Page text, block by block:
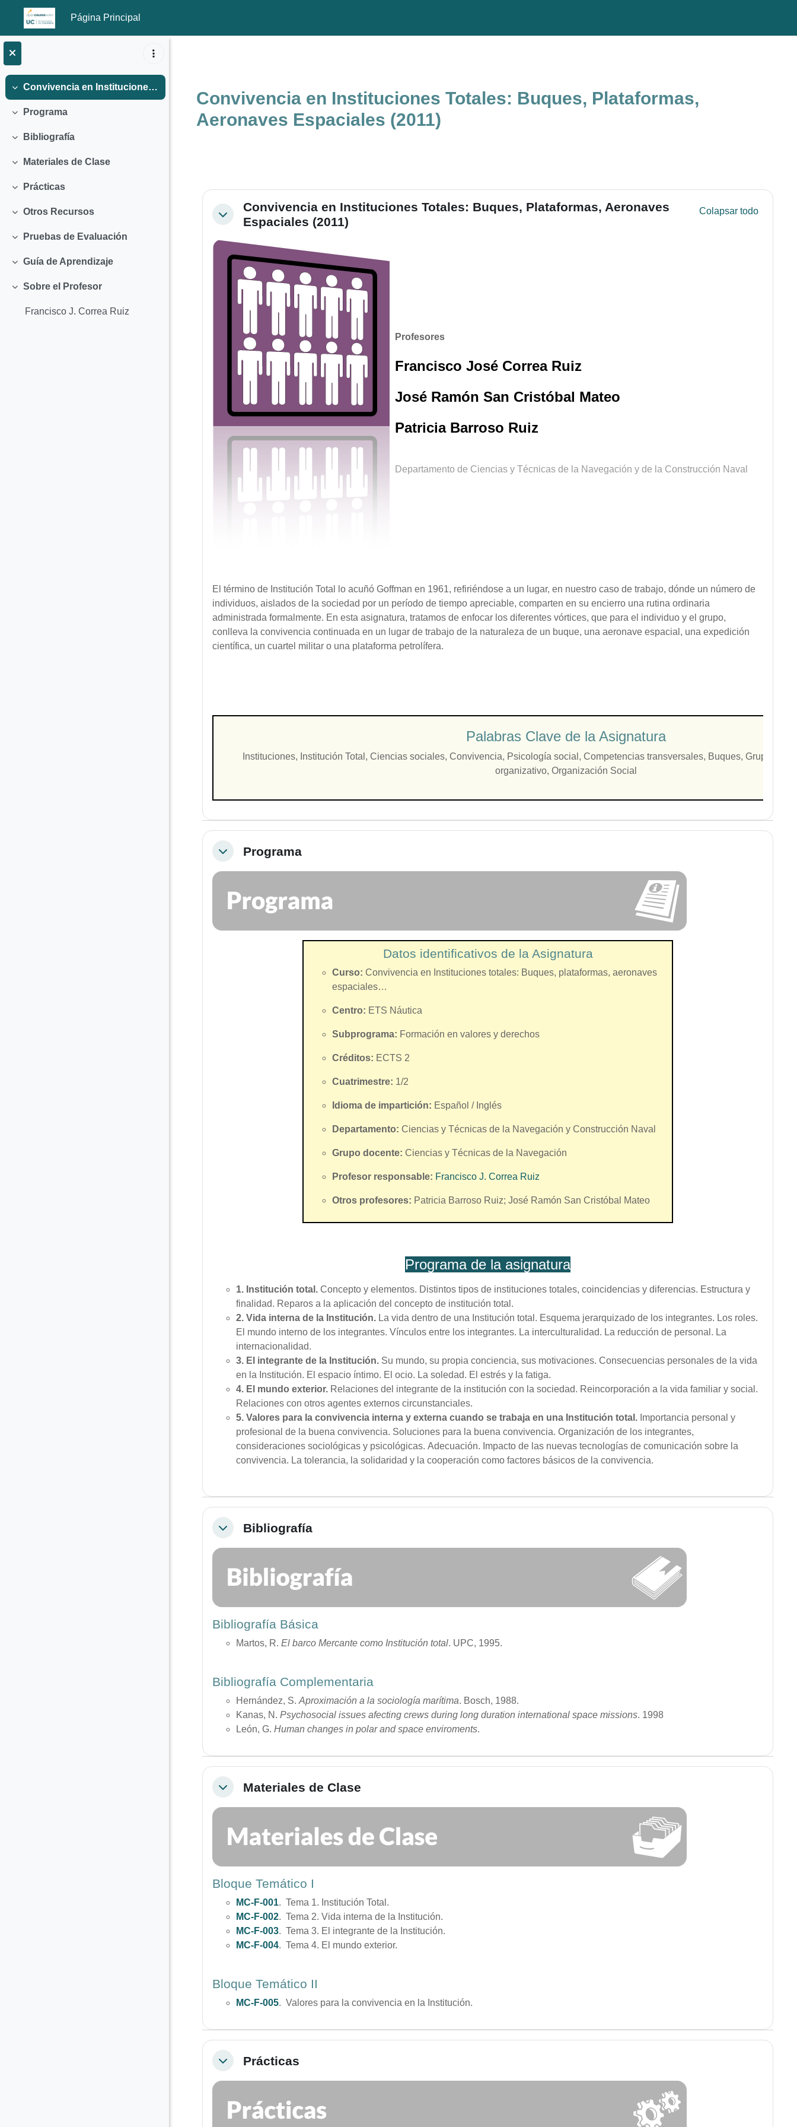
Salta al contenido principal
Página Principal
Colapsar
Convivencia en Instituciones Totales: Buques, Plataformas, Aeronaves Espaciales (2011)
Colapsar
Programa
Colapsar
Bibliografía
Colapsar
Materiales de Clase
Colapsar
Prácticas
Colapsar
Otros Recursos
Colapsar
Pruebas de Evaluación
Colapsar
Guía de Aprendizaje
Colapsar
Sobre el Profesor
Francisco J. Correa Ruiz
Convivencia en Instituciones Totales: Buques, Plataformas,
Aeronaves Espaciales (2011)
Perfilado de sección
Colapsar
Convivencia en Instituciones Totales: Buques, Plataformas, Aeronaves
Espaciales (2011)
Colapsar todo
Profesores
Francisco José Correa Ruiz
José Ramón San Cristóbal Mateo
Patricia Barroso Ruiz
Departamento de Ciencias y Técnicas de la Navegación y de la Construcción Naval
El término de Institución Total lo acuñó Goffman en 1961, refiriéndose a un lugar, en nuestro caso de trabajo, dónde un número de
individuos, aislados de la sociedad por un período de tiempo apreciable, comparten en su encierro una rutina ordinaria
administrada formalmente. En esta asignatura, tratamos de enfocar los diferentes vórtices, que para el individuo y el grupo,
conlleva la convivencia continuada en un lugar de trabajo de la naturaleza de un buque, una aeronave espacial, una expedición
científica, un cuartel militar o una plataforma petrolífera.
Palabras Clave de la Asignatura
Instituciones, Institución Total , Ciencias sociales, Convivencia, Psicología social , Competencias transversales, Buques, Grupos
organizativo, Organización Social
ColapsarPrograma
Datos identificativos de la Asignatura
Curso: Convivencia en Instituciones totales: Buques, plataformas, aeronaves
espaciales…
Centro: ETS Náutica
Subprograma: Formación en valores y derechos
Créditos: ECTS 2
Cuatrimestre: 1/2
Idioma de impartición: Español / Inglés
Departamento: Ciencias y Técnicas de la Navegación y Construcción Naval
Grupo docente: Ciencias y Técnicas de la Navegación
Profesor responsable: Francisco J. Correa Ruiz
Otros profesores: Patricia Barroso Ruiz; José Ramón San Cristóbal Mateo
Programa de la asignatura
1. Institución total. Concepto y elementos. Distintos tipos de instituciones totales, coincidencias y diferencias. Estructura y
finalidad. Reparos a la aplicación del concepto de institución total.
2. Vida interna de la Institución. La vida dentro de una Institución total. Esquema jerarquizado de los integrantes. Los roles.
El mundo interno de los integrantes. Vínculos entre los integrantes. La interculturalidad. La reducción de personal. La
internacionalidad.
3. El integrante de la Institución. Su mundo, su propia conciencia, sus motivaciones. Consecuencias personales de la vida
en la Institución. El espacio íntimo. El ocio. La soledad. El estrés y la fatiga.
4. El mundo exterior. Relaciones del integrante de la institución con la sociedad. Reincorporación a la vida familiar y social.
Relaciones con otros agentes externos circunstanciales.
5. Valores para la convivencia interna y externa cuando se trabaja en una Institución total. Importancia personal y
profesional de la buena convivencia. Soluciones para la buena convivencia. Organización de los integrantes,
consideraciones sociológicas y psicológicas. Adecuación. Impacto de las nuevas tecnologías de comunicación sobre la
convivencia. La tolerancia, la solidaridad y la cooperación como factores básicos de la convivencia.
ColapsarBibliografía
Bibliografía Básica
Martos, R. El barco Mercante como Institución total. UPC, 1995.
Bibliografía Complementaria
Hernández, S. Aproximación a la sociología marítima. Bosch, 1988.
Kanas, N. Psychosocial issues afecting crews during long duration international space missions. 1998
León, G. Human changes in polar and space enviroments.
ColapsarMateriales de Clase
Bloque Temático I
MC-F-001. Tema 1. Institución Total.
MC-F-002. Tema 2. Vida interna de la Institución.
MC-F-003. Tema 3. El integrante de la Institución.
MC-F-004. Tema 4. El mundo exterior.
Bloque Temático II
MC-F-005. Valores para la convivencia en la Institución.
ColapsarPrácticas